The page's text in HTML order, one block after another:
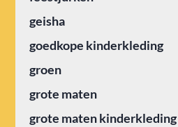
geisha
goedkope kinderkleding
groen
grote maten
grote maten kinderkleding